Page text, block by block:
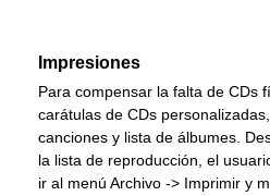
Impresiones
Para compensar la falta de CDs
carátulas de CDs
canciones y lista de álbumes.
la lista de reproducción, el
ir al menú Archivo -> Imprimir y